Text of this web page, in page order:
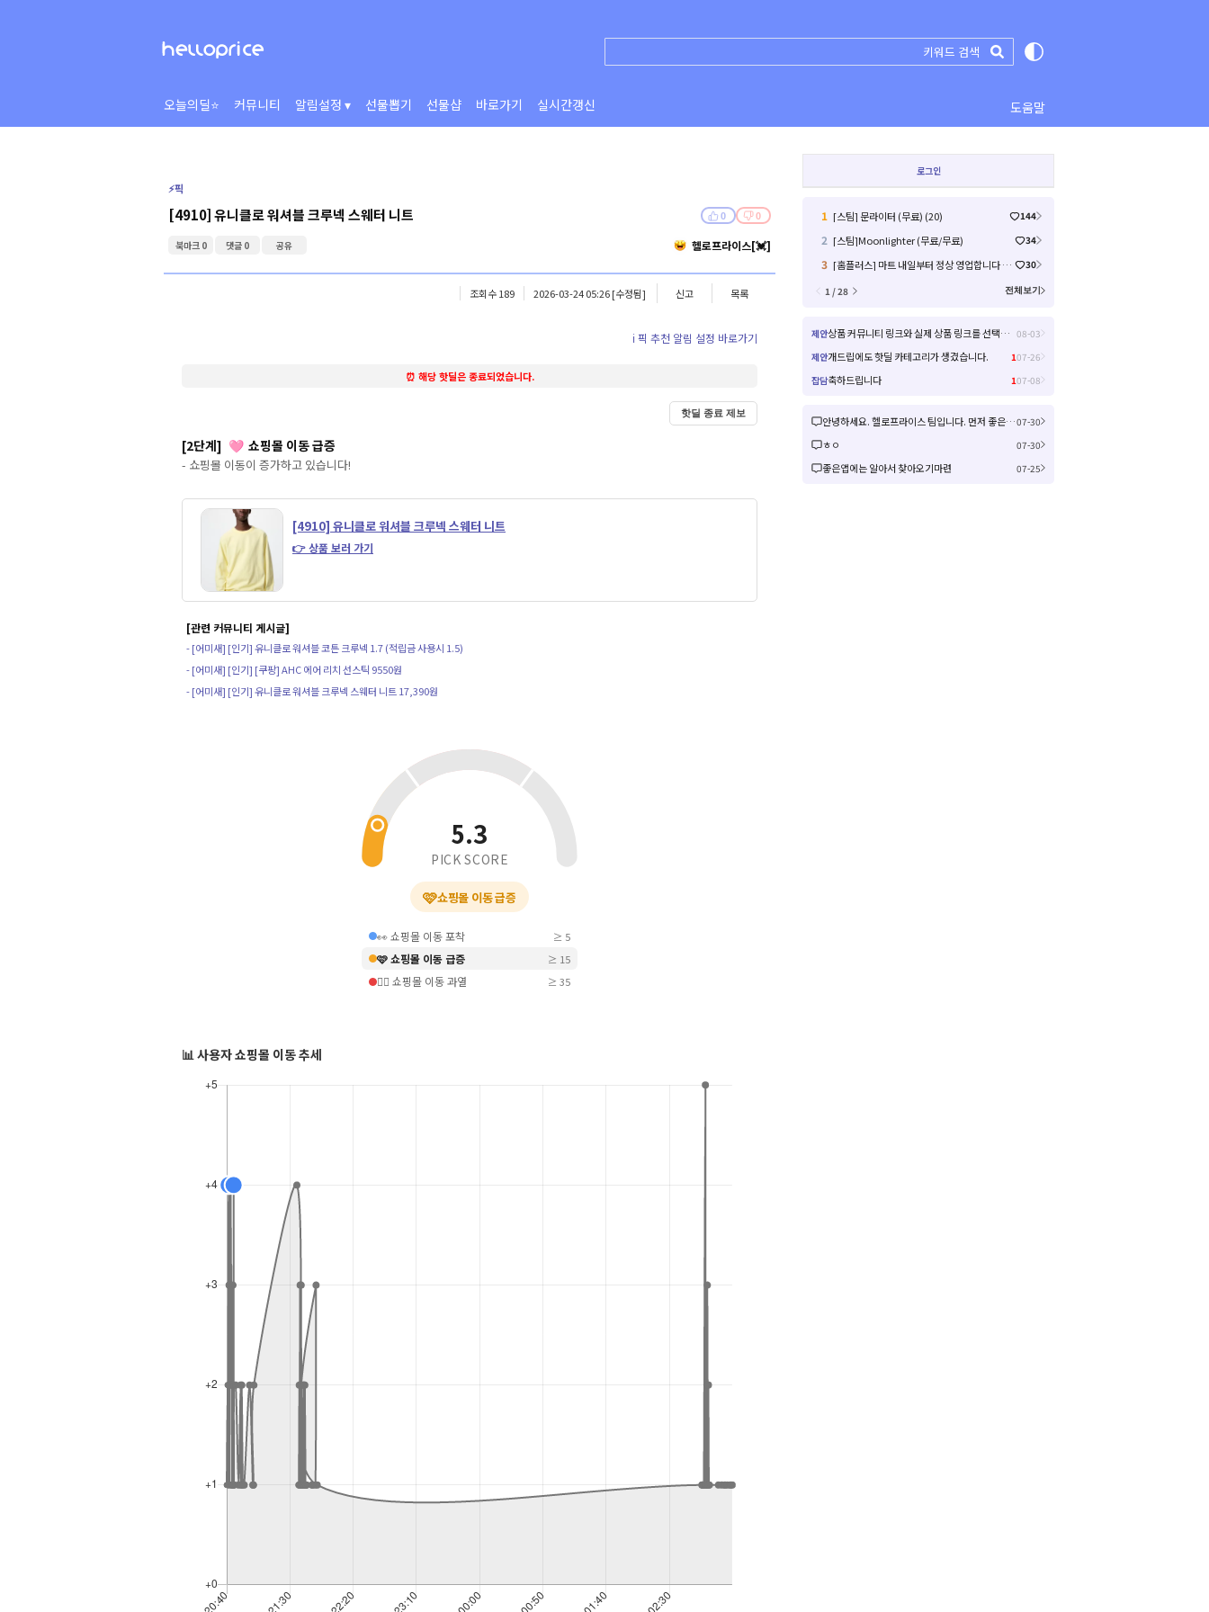
오늘의딜⭐ 커뮤니티 알림설정 ▾ 선물뽑기 선물샵 바로가기 실시간갱신 도움말
⚡️픽
[4910] 유니클로 워셔블 크루넥 스웨터 니트 0 0
북마크 0 댓글 0 공유 헬로프라이스[💓]
조회수 189 2026-03-24 05:26[수정됨] 신고 목록
ℹ️ 픽 추천 알림 설정 바로가기
⏰ 해당 핫딜은 종료되었습니다.
핫딜 종료 제보
[2단계] 🩷 쇼핑몰 이동 급증
- 쇼핑몰 이동이 증가하고 있습니다!
[4910] 유니클로 워셔블 크루넥 스웨터 니트
👉 상품 보러 가기
[관련 커뮤니티 게시글]
- [어미새] [인기] 유니클로 워셔블 코튼 크루넥 1.7 (적립금 사용시 1.5)
- [어미새] [인기] [쿠팡] AHC 에어 리치 선스틱 9550원
- [어미새] [인기] 유니클로 워셔블 크루넥 스웨터 니트 17,390원
5.3
PICK SCORE
🩷쇼핑몰 이동 급증
👀 쇼핑몰 이동 포착 ≥ 5
🩷 쇼핑몰 이동 급증 ≥ 15
❤️‍🔥 쇼핑몰 이동 과열 ≥ 35
📊 사용자 쇼핑몰 이동 추세
로그인
1 [스팀] 문라이터 (무료) (20) 144
2 [스팀]Moonlighter (무료/무료) 34
3 [홈플러스] 마트 내일부터 정상 영업합니다 / 익스프레스 금주 전단 (46)
30
1 / 28
전체보기
제안 상품 커뮤니티 링크와 실제 상품 링크를 선택해서 들어갈 수 있으면 좋을거 같아요! 08-03
제안개드립에도 핫딜 카테고리가 생겼습니다. 107-26
잡담축하드립니다 107-08
안녕하세요. 헬로프라이스 팀입니다. 먼저 좋은 제안을 주셔서 감사합니다! 신규 커뮤니티 연동은 작업이 크게 예상되어 검토 후 진행여부, 진행 시 추가 일정을 공유드리겠습니다! 감사합니다.07-30
ㅎㅇ 07-30
좋은앱에는 알아서 찾아오기마련 07-25